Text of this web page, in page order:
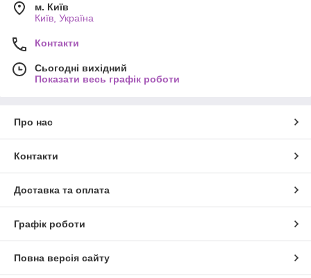
м. Київ
Київ, Україна
Контакти
Сьогодні вихідний
Показати весь графік роботи
Про нас
Контакти
Доставка та оплата
Графік роботи
Повна версія сайту